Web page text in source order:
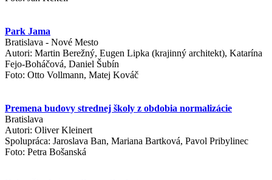
Park Jama
Bratislava - Nové Mesto
Autori: Martin Berežný, Eugen Lipka (krajinný architekt), Katarína
Fejo-Boháčová, Daniel Šubín
Foto: Otto Vollmann, Matej Kováč
Premena budovy strednej školy z obdobia normalizácie
Bratislava
Autori: Oliver Kleinert
Spolupráca: Jaroslava Ban, Mariana Bartková, Pavol Pribylinec
Foto: Petra Bošanská